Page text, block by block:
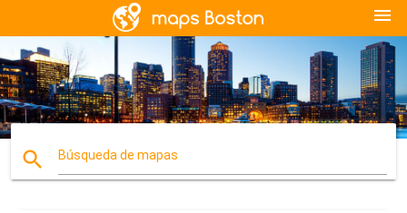
menu
search Búsqueda de mapas